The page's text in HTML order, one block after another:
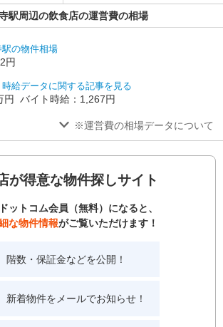
駅周辺の飲食店の運営費の相場
の物件相場
円
給データに関する記事を見る
円 バイト時給：1,267円
※運営費の相場データについて
が得意な物件探しサイト
ットコム会員（無料）になると、
な物件情報がご覧いただけます！
階数・保証金などを公開！
新着物件をメールでお知らせ！